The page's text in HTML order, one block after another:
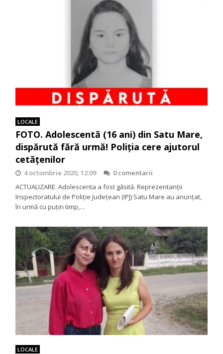
LOCALE
FOTO. Adolescentă (16 ani) din Satu Mare,
dispărută fără urmă! Poliția cere ajutorul
cetățenilor
4 octombrie 2020, 12:09
0 comentarii
ACTUALIZARE. Adolescenta a fost găsită. Reprezentanții
Inspectoratului de Poliție Județean (IPJ) Satu Mare au anunțat,
în urmă cu puțin timp,…
LOCALE